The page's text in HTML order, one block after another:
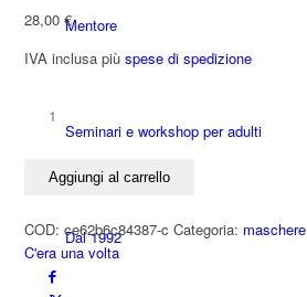
Mentore
Seminari e workshop per adulti
Dal 1992
28,00€
IVA inclusapiùspese di spedizione
Etichetta
intercambiabile
lucida
quantità
Aggiungi al carrello
COD:ce62b6c84387-c Categoria: maschere
C'era una volta